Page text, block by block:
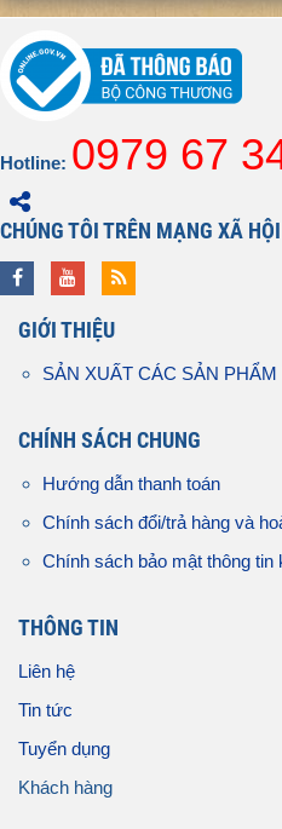
Hotline: 0979 67
CHÚNG TÔI TRÊN MẠNG XÃ HỘI
GIỚI THIỆU
SẢN XUẤT CÁC SẢN
CHÍNH SÁCH CHUNG
Hướng dẫn thanh toán
Chính sách đổi/trả hàng và
Chính sách bảo mật thông tin
THÔNG TIN
Liên hệ
Tin tức
Tuyển dụng
Khách hàng